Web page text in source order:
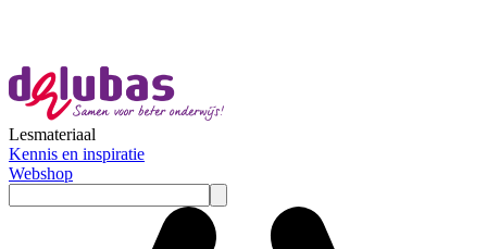
Lesmateriaal
Kennis en inspiratie
Webshop